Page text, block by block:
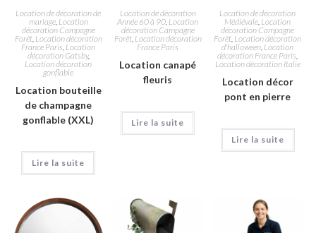
Location de décoration de
mariage, Location
décoration Campagne
Forêt, Location décoration
France Paris Location
décoration Gatsby,
Location décoration
gonflable
Location bouteille
de champagne
gonflable (XXL)
Lire la suite
Location de décoration
Année 60 à 90 Location
décoration Campagne
Forêt, Location décoration
France Paris
Location canapé
fleuris
Lire la suite
Location de décoration
Médiévale Location
décoration Campagne
Forêt Location décoration
d'halloween Location
décoration France Paris
Location décoration Italie
Location décor
pont en pierre
Lire la suite